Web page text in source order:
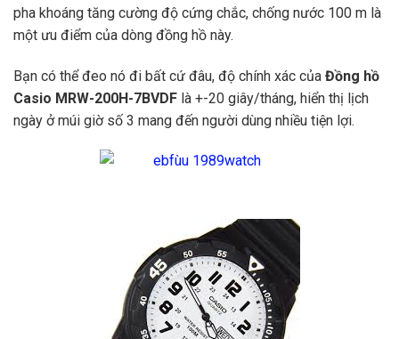
pha khoáng tăng cường độ cứng chắc, chống nước 100 m là
một ưu điểm của dòng đồng hồ này.
Bạn có thể đeo nó đi bất cứ đâu, độ chính xác của Đồng hồ
Casio MRW-200H-7BVDF là +-20 giây/tháng, hiển thị lịch
ngày ở múi giờ số 3 mang đến người dùng nhiều tiện lợi.